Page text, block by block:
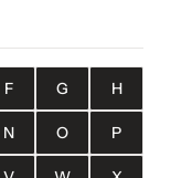
F G H
N O P